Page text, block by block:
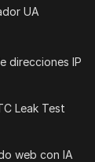
UA
direcciones IP
Leak Test
web con IA